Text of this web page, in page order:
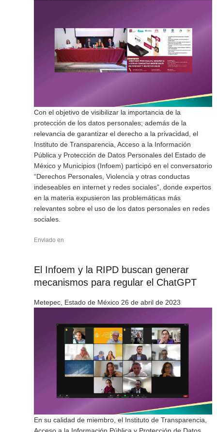
Con el objetivo de visibilizar la importancia de la
protección de los datos personales; además de la
relevancia de garantizar el derecho a la privacidad, el
Instituto de Transparencia, Acceso a la Información
Pública y Protección de Datos Personales del Estado de
México y Municipios (Infoem) participó en el conversatorio
“Derechos Personales, Violencia y otras conductas
indeseables en internet y redes sociales”, donde expertos
en la materia expusieron las problemáticas más
relevantes sobre el uso de los datos personales en redes
sociales.
Enviado en
El Infoem y la RIPD buscan generar
mecanismos para regular el ChatGPT
Metepec, Estado de México 26 de abril de 2023
En su calidad de miembro, el Instituto de Transparencia,